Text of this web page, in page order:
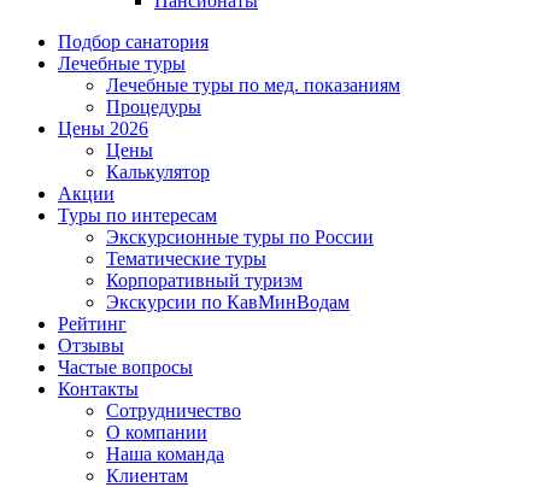
Подбор санатория
Лечебные туры
Лечебные туры по мед. показаниям
Процедуры
Цены 2026
Цены
Калькулятор
Акции
Туры по интересам
Экскурсионные туры по России
Тематические туры
Корпоративный туризм
Экскурсии по КавМинВодам
Рейтинг
Отзывы
Частые вопросы
Контакты
Сотрудничество
О компании
Наша команда
Клиентам